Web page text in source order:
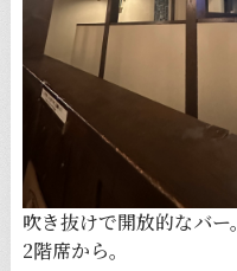
吹き抜けで開放的なバー。
2階席から。